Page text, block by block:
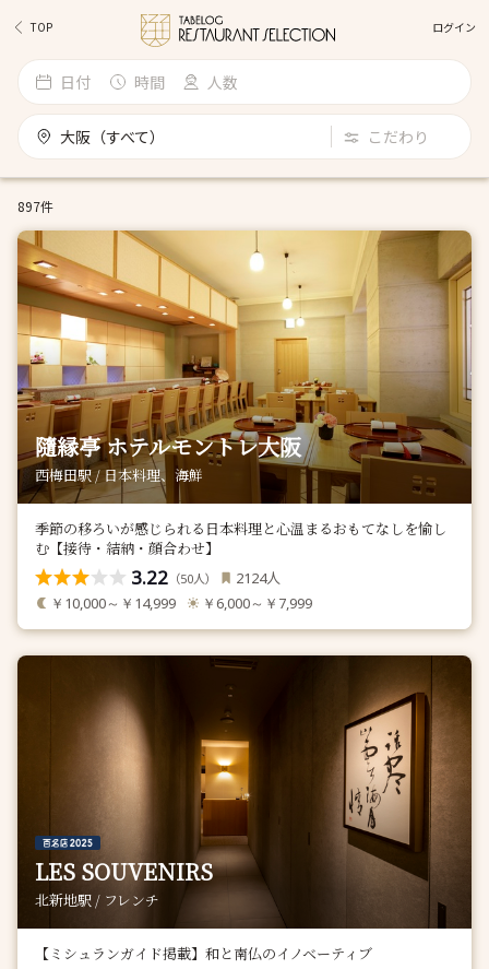
TOP ログイン
日付 時間 人数
大阪（すべて） こだわり
897件
隨縁亭 ホテルモントレ大阪
西梅田駅 / 日本料理、海鮮
季節の移ろいが感じられる日本料理と心温まるおもてなしを愉し
む【接待・結納・顔合わせ】
3.22 （50人） 2124人
￥10,000～￥14,999 ￥6,000～￥7,999
LES SOUVENIRS
北新地駅 / フレンチ
【ミシュランガイド掲載】和と南仏のイノベーティブ